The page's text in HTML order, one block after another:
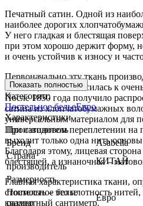
Печатный сатин. Одной из
наиболее дорогих
У него гладкая и блестящая
при этом хорошо держит форму,
и очень устойчив к износу и
Первоначально эту ткань
волокон, и она относилась к
После 1850 года получило
сатина из хлопчатобумажных
универсальным материалом для
При сатиновом переплетении на
выходит только одна нить
Благодаря этому, лицевая
блестящей, а изнаночная –
Главная характеристика ткани,
стоимость – это плотность
квадратный сантиметр.
Показать полностью
Категории:
Постельное бельеЕвро
Характеристики
Производитель
Бренд
Asabella
Страна
производитель
КИТАЙ
Размерность
Постельное белье
размер
Евро